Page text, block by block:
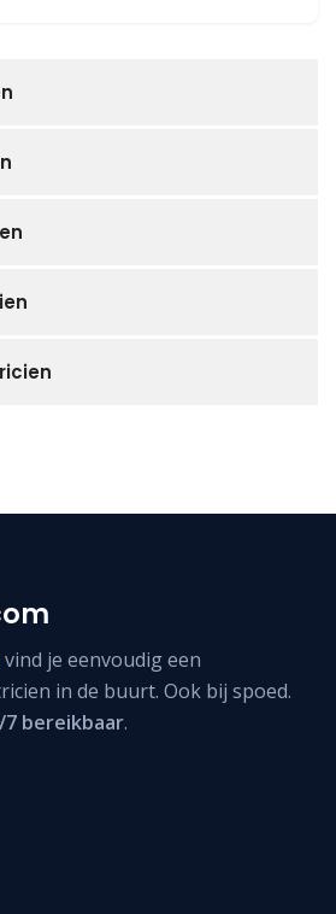
vind je eenvoudig een
in de buurt. Ook bij spoed.
7 bereikbaar.